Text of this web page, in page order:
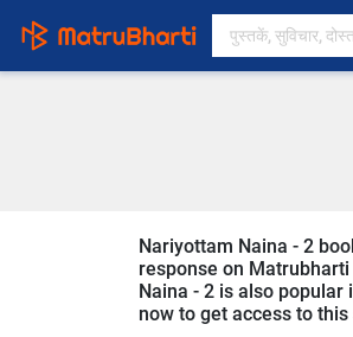
Nariyottam Naina - 2
response on
Naina - 2 is also
now to get access to this